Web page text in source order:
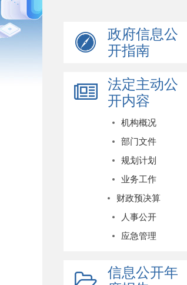
政府信息公
开指南
法定主动公
开内容
机构概况
部门文件
规划计划
业务工作
财政预决算
人事公开
应急管理
信息公开年